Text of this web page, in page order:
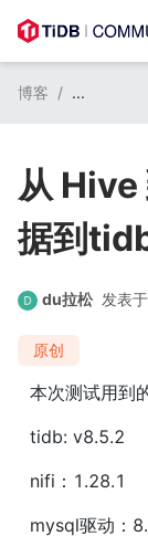
博客 / ...
从
据到
du拉松发表于
原创
本次测试用到
tidb: v8.5.2
nifi：1.28.1
mysql驱动：